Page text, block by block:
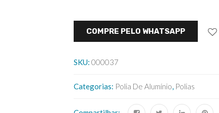
COMPRE PELO WHATSAPP
SKU: 000037
Categorias: Polia De Alumínio, Polias